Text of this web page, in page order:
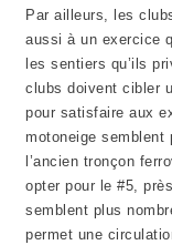
Par ailleurs, les
aussi à un exercice
les sentiers qu’ils
clubs doivent cibler
pour satisfaire aux
motoneige semblent
l’ancien tronçon
opter pour le #5,
semblent plus
permet une